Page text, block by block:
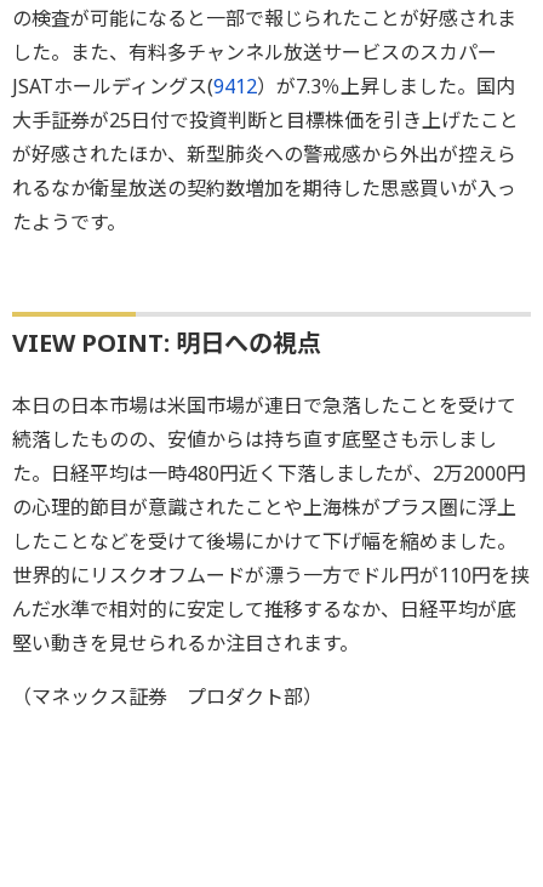
の検査が可能になると一部で報じられたことが好感されま
した。また、有料多チャンネル放送サービスのスカパー
JSATホールディングス(9412）が7.3％上昇しました。国内
大手証券が25日付で投資判断と目標株価を引き上げたこと
が好感されたほか、新型肺炎への警戒感から外出が控えら
れるなか衛星放送の契約数増加を期待した思惑買いが入っ
たようです。
VIEW POINT: 明日への視点
本日の日本市場は米国市場が連日で急落したことを受けて
続落したものの、安値からは持ち直す底堅さも示しまし
た。日経平均は一時480円近く下落しましたが、2万2000円
の心理的節目が意識されたことや上海株がプラス圏に浮上
したことなどを受けて後場にかけて下げ幅を縮めました。
世界的にリスクオフムードが漂う一方でドル円が110円を挟
んだ水準で相対的に安定して推移するなか、日経平均が底
堅い動きを見せられるか注目されます。
（マネックス証券 プロダクト部）